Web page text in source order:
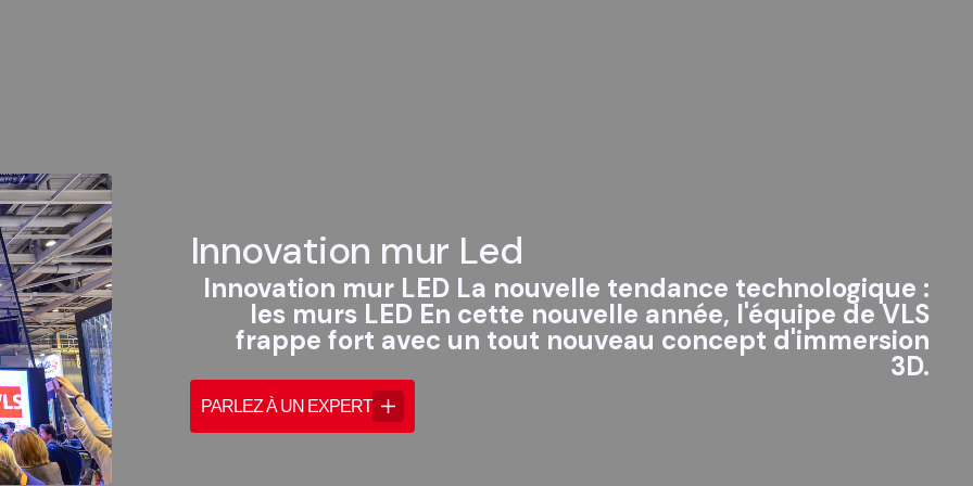
Innovation mur Led
Innovation mur LED La nouvelle tendance technologique :
les murs LED En cette nouvelle année, l'équipe de VLS
frappe fort avec un tout nouveau concept d'immersion
3D.
PARLEZ À UN EXPERT